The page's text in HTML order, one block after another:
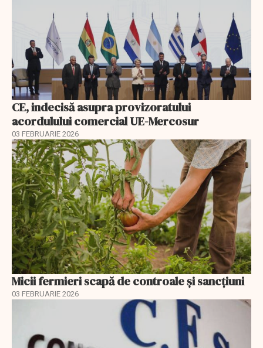
CE, indecisă asupra provizoratului
acordulului comercial UE-Mercosur
03 FEBRUARIE 2026
Micii fermieri scapă de controale și sancțiuni
03 FEBRUARIE 2026